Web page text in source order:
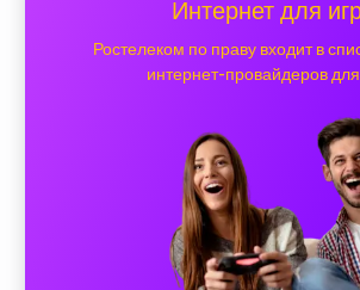
Интернет для
Ростелеком по праву входит в
интернет-провайдеров для